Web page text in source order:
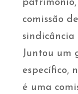
patrimônio,
comissão
sindicância
Juntou um
específico,
é uma